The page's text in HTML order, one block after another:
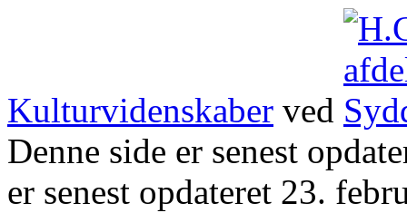
Kulturvidenskaber ved
Denne side er senest
er senest opdateret 23.